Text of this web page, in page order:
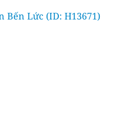
Bến Lức (ID: H13671)